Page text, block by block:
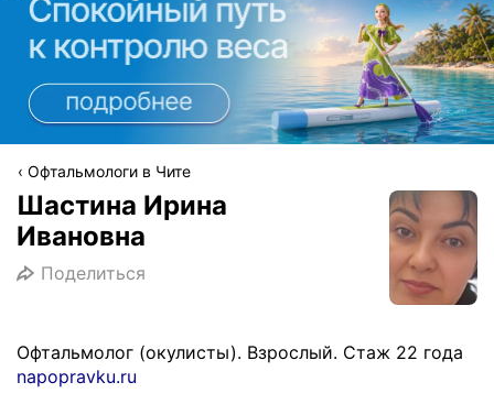
Офтальмологи в Чите
Шастина Ирина
Ивановна
Поделиться
Офтальмолог (окулисты). Взрослый. Стаж 22 года
napopravku.ru